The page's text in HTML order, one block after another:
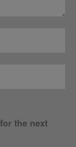
the next